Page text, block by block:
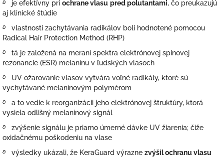
࿔ je efektívny pri ochrane vlasu pred polutantami, čo preukazujú
aj klinické štúdie
࿔ vlastnosti zachytávania radikálov boli hodnotené pomocou
Radical Hair Protection Method (RHP)
࿔ tá je založená na meraní spektra elektrónovej spinovej
rezonancie (ESR) melanínu v ľudských vlasoch
࿔ UV ožarovanie vlasov vytvára voľné radikály, ktoré sú
vychytávané melanínovým polymérom
࿔ a to vedie k reorganizácii jeho elektrónovej štruktúry, ktorá
vysiela odlišný melanínový signál
࿔ zvýšenie signálu je priamo úmerné dávke UV žiarenia; čiže
oxidačnému poškodeniu na vlase
࿔ výsledky ukázali, že KeraGuard výrazne zvýšil ochranu vlasu